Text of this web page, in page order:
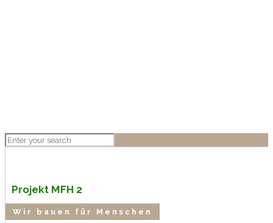
Projekt MFH 2
Wir bauen für Menschen